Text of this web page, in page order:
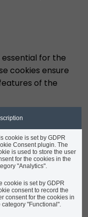
for the
cookies ensure
of the
cookie is set by GDPR
Consent plugin. The
is used to store the user
for the cookies in the
"Analytics".
cookie is set by GDPR
consent to record the
consent for the cookies in
category "Functional".